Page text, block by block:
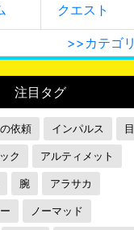
クエスト
>>カテゴ
注目タグ
依頼 インパルス 目
ク アルティメット
腕 アラサカ
ノーマッド